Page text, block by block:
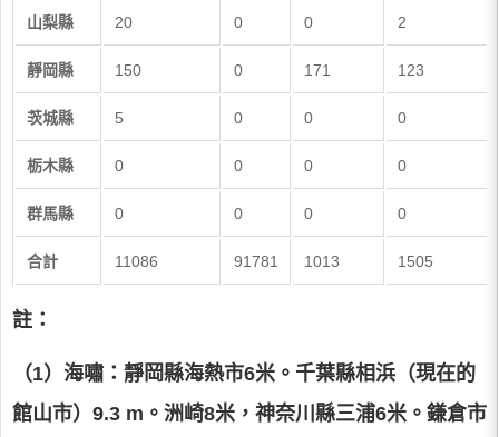
山梨縣 20 0 0 2
靜岡縣 150 0 171 123
茨城縣 5 0 0 0
栃木縣 0 0 0 0
群馬縣 0 0 0 0
合計 11086 91781 1013 1505
註：
（1）海嘯：靜岡縣海熱市6米。千葉縣相浜（現在的
館山市）9.3 m。洲崎8米，神奈川縣三浦6米。鎌倉市